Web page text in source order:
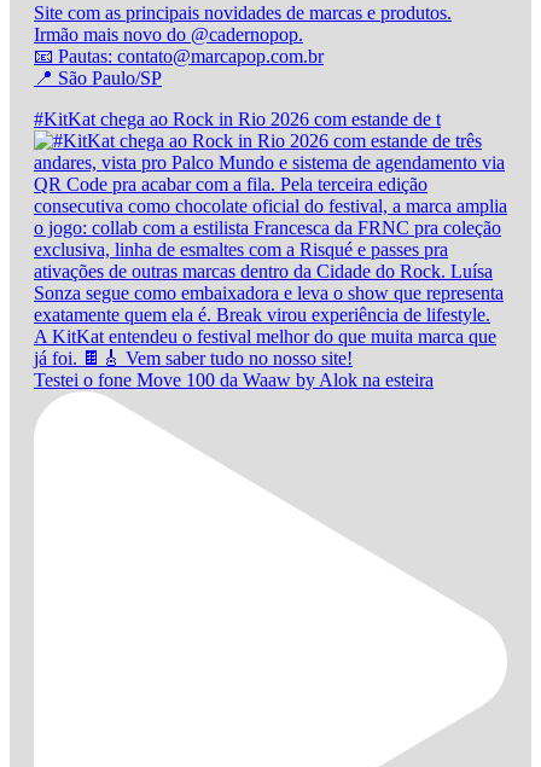
Site com as principais novidades de marcas e produtos.
Irmão mais novo do @cadernopop.
📧 Pautas: contato@marcapop.com.br
📍 São Paulo/SP
#KitKat chega ao Rock in Rio 2026 com estande de t
Testei o fone Move 100 da Waaw by Alok na esteira